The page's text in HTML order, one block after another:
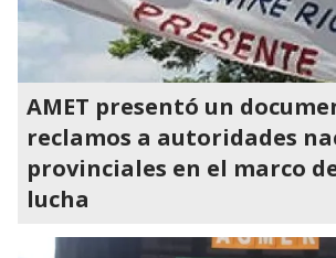
AMET presentó un
reclamos a autoridades
provinciales en el marco
lucha